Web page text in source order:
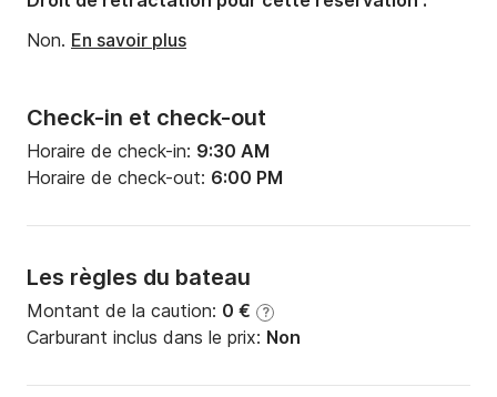
Puissance moteur:29cv
Check-in et check-out
Horaire de check-in: 9:30 AM
Horaire de check-out: 6:00 PM
Les règles du bateau
Montant de la caution: 0 € ?
Carburant inclus dans le prix: Non
Non. En savoir plus